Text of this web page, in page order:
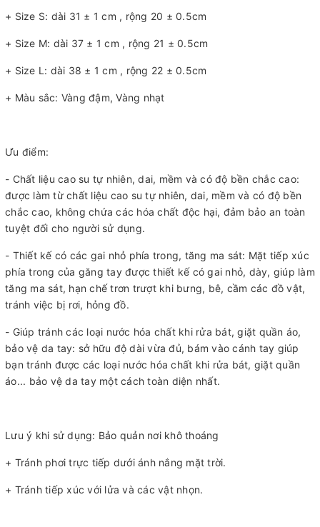
+ Size S: dài 31 ± 1 cm , rộng 20 ± 0.5cm
+ Size M: dài 37 ± 1 cm , rộng 21 ± 0.5cm
+ Size L: dài 38 ± 1 cm , rộng 22 ± 0.5cm
+ Màu sắc: Vàng đậm, Vàng nhạt
Ưu điểm:
- Chất liệu cao su tự nhiên, dai, mềm và có độ bền chắc cao:
được làm từ chất liệu cao su tự nhiên, dai, mềm và có độ bền
chắc cao, không chứa các hóa chất độc hại, đảm bảo an toàn
tuyệt đối cho người sử dụng.
- Thiết kế có các gai nhỏ phía trong, tăng ma sát: Mặt tiếp xúc
phía trong của găng tay được thiết kế có gai nhỏ, dày, giúp làm
tăng ma sát, hạn chế trơn trượt khi bưng, bê, cầm các đồ vật,
tránh việc bị rơi, hỏng đồ.
- Giúp tránh các loại nước hóa chất khi rửa bát, giặt quần áo,
bảo vệ da tay: sở hữu độ dài vừa đủ, bám vào cánh tay giúp
bạn tránh được các loại nước hóa chất khi rửa bát, giặt quần
áo... bảo vệ da tay một cách toàn diện nhất.
Lưu ý khi sử dụng: Bảo quản nơi khô thoáng
+ Tránh phơi trực tiếp dưới ánh nắng mặt trời.
+ Tránh tiếp xúc với lửa và các vật nhọn.